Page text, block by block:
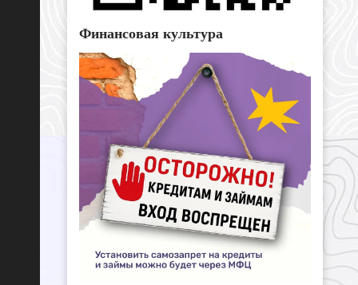
Финансовая культура